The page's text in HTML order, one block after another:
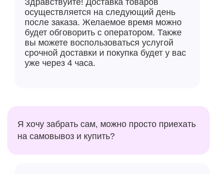
мгновенно авторизоваться и войти в систему, для
других же пользователей доступ будет запрещен.
Поддержка GPS и ГЛОНАСС обеспечивает высокую
точность спутниковой навигации, что позволяет
легко строить оптимальные маршруты из одной
точки в другую.
показателя достаточно для многочасовой
эксплуатации смартфона в активном режиме.
Поддержка обратной беспроводной зарядки дает
возможность превратить аппарат в автономный
источник питания для других устройств.
осуществляется на следующий день
после заказа. Желаемое время можно
будет обговорить с оператором. Также
вы можете воспользоваться услугой
срочной доставки и покупка будет у вас
уже через 4 часа.
Я хочу забрать сам, можно просто приехать
на самовывоз и купить?